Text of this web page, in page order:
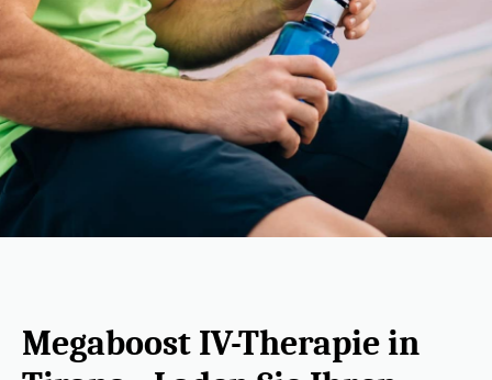
Megaboost IV-Therapie in